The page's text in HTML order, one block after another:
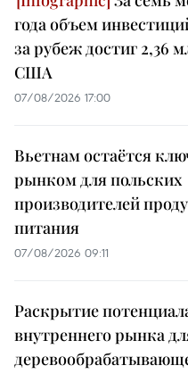
года объем
за рубеж достиг 2,36
США
07/08/2026 17:00
Вьетнам остаётся
рынком для польских
производителей
питания
07/08/2026 09:11
Раскрытие
внутреннего рынка